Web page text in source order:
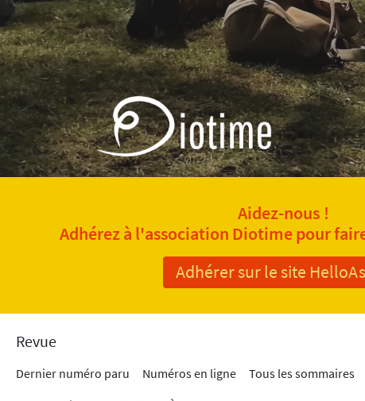
Aidez-nous !
Adhérez à l'association Diotime pour
Adhérer sur le site
Revue
Dernier numéro paru Numéros en ligne Tous les sommaires